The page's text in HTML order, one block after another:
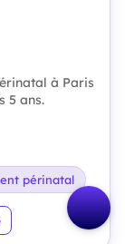
à Paris
5 ans.
périnatal